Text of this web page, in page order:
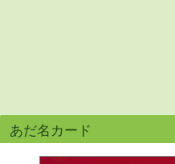
あだ名カード